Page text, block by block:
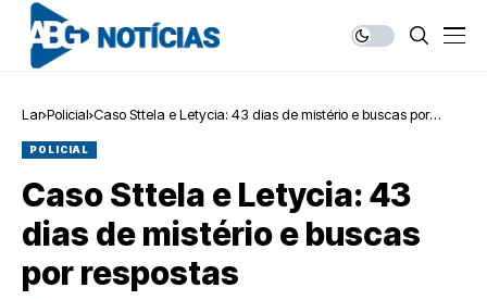
Lar Policial Caso Sttela e Letycia: 43 dias de mistério e buscas por
POLICIAL
Caso Sttela e Letycia: 43
dias de mistério e buscas
por respostas